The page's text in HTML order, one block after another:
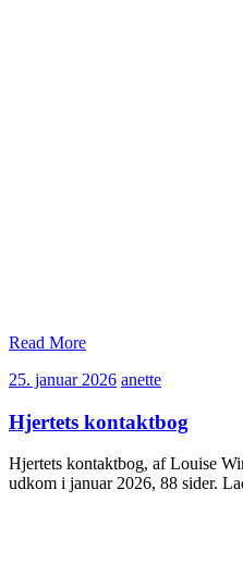
Read More
25. januar 202625.
2026
anetteanette
Hjertets kontaktbog
Hjertets kontaktbog, af Louise
udkom i januar 2026, 88 sider.